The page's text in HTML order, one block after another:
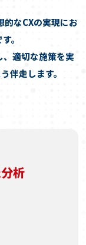
なCXの実現にお
。
、適切な施策を実
伴走します。
析